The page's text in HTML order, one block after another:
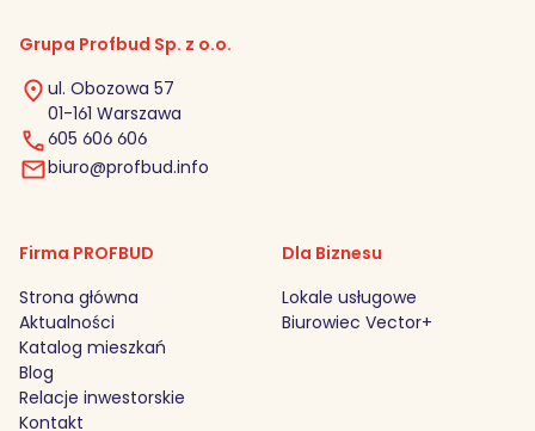
Grupa Profbud Sp. z o.o.
ul. Obozowa 57
01-161 Warszawa
605 606 606
biuro@profbud.info
Firma PROFBUD
Strona główna
Aktualności
Katalog mieszkań
Blog
Relacje inwestorskie
Kontakt
Dla Biznesu
Lokale usługowe
Biurowiec Vector+